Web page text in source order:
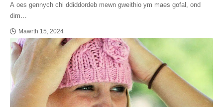
A oes gennych chi ddiddordeb mewn gweithio ym maes gofal, ond
dim…
Mawrth 15, 2024